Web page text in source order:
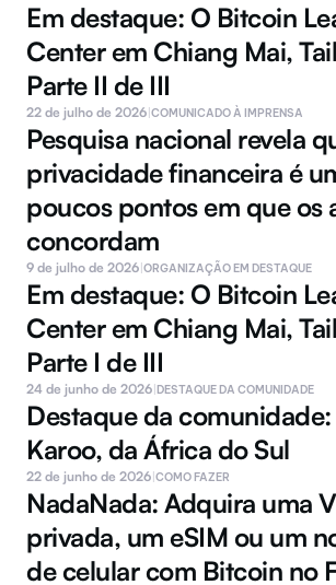
Em destaque: O Bitcoin
Center em Chiang Mai,
Parte II de III
22 de julho de 2026|COMUNICADO À IMPRENSA
Pesquisa nacional revela
privacidade financeira é
poucos pontos em que os
concordam
9 de julho de 2026|ORGANIZAÇÃO EM DESTAQUE
Em destaque: O Bitcoin
Center em Chiang Mai,
Parte I de III
24 de junho de 2026|DESTAQUE DA COMUNIDADE
Destaque da
Karoo, da África do Sul
22 de junho de 2026|COMO FAZER
NadaNada: Adquira uma
privada, um eSIM ou um
de celular com Bitcoin no